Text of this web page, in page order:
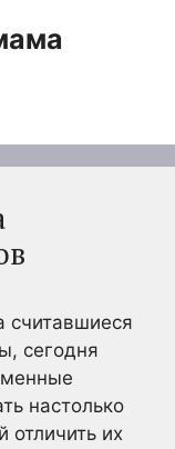
считавшиеся
сегодня
настолько
отличить их